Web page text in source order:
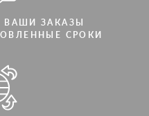
ЗАКАЗЫ
СРОКИ